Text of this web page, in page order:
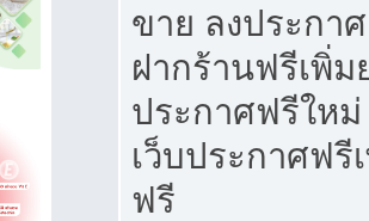
ขาย ลงประกา
ฝากร้านฟรีเพิ่ม
ประกาศฟรีให
เว็บประกาศฟรี
ฟรี